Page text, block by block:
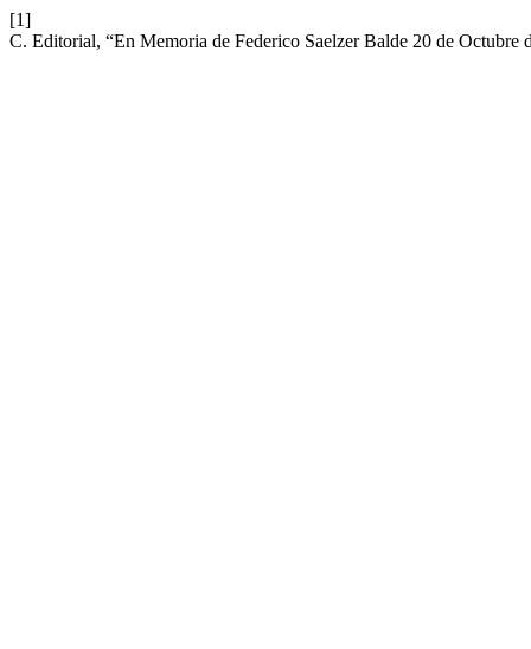
[1]
C. Editorial, “En Memoria de Federico Saelzer Balde 20 de Octubre